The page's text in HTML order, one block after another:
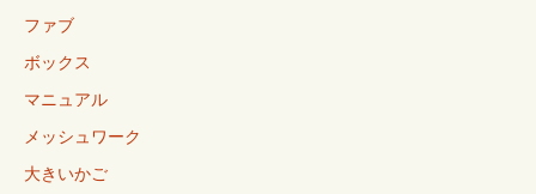
ファブ
ボックス
マニュアル
メッシュワーク
大きいかご